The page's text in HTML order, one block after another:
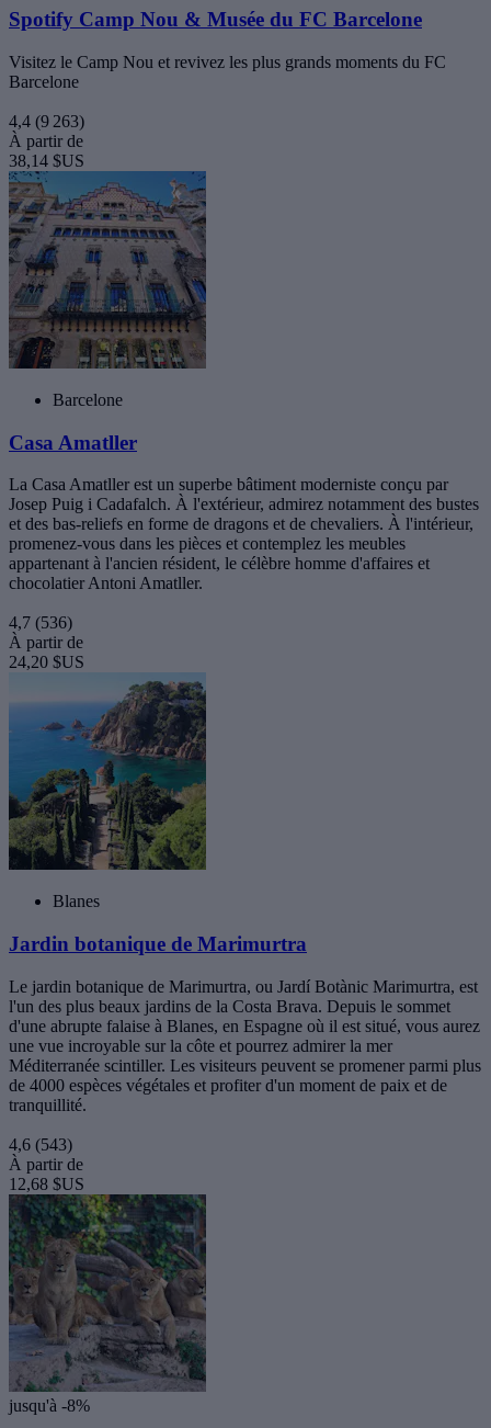
Spotify Camp Nou & Musée du FC Barcelone
Visitez le Camp Nou et revivez les plus grands moments du FC
Barcelone
4,4 (9 263)
À partir de
38,14 $US
Barcelone
Casa Amatller
La Casa Amatller est un superbe bâtiment moderniste conçu par
Josep Puig i Cadafalch. À l'extérieur, admirez notamment des bustes
et des bas-reliefs en forme de dragons et de chevaliers. À l'intérieur,
promenez-vous dans les pièces et contemplez les meubles
appartenant à l'ancien résident, le célèbre homme d'affaires et
chocolatier Antoni Amatller.
4,7 (536)
À partir de
24,20 $US
Blanes
Jardin botanique de Marimurtra
Le jardin botanique de Marimurtra, ou Jardí Botànic Marimurtra, est
l'un des plus beaux jardins de la Costa Brava. Depuis le sommet
d'une abrupte falaise à Blanes, en Espagne où il est situé, vous aurez
une vue incroyable sur la côte et pourrez admirer la mer
Méditerranée scintiller. Les visiteurs peuvent se promener parmi plus
de 4000 espèces végétales et profiter d'un moment de paix et de
tranquillité.
4,6 (543)
À partir de
12,68 $US
jusqu'à -8%